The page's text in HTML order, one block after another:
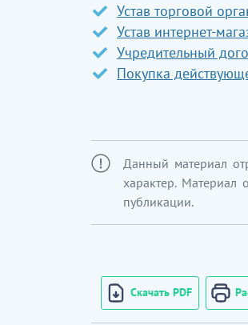
Устав торговой
Устав интернет-
Учредительный
Покупка
Данный материал
характер. Материал
публикации.
Скачать PDF